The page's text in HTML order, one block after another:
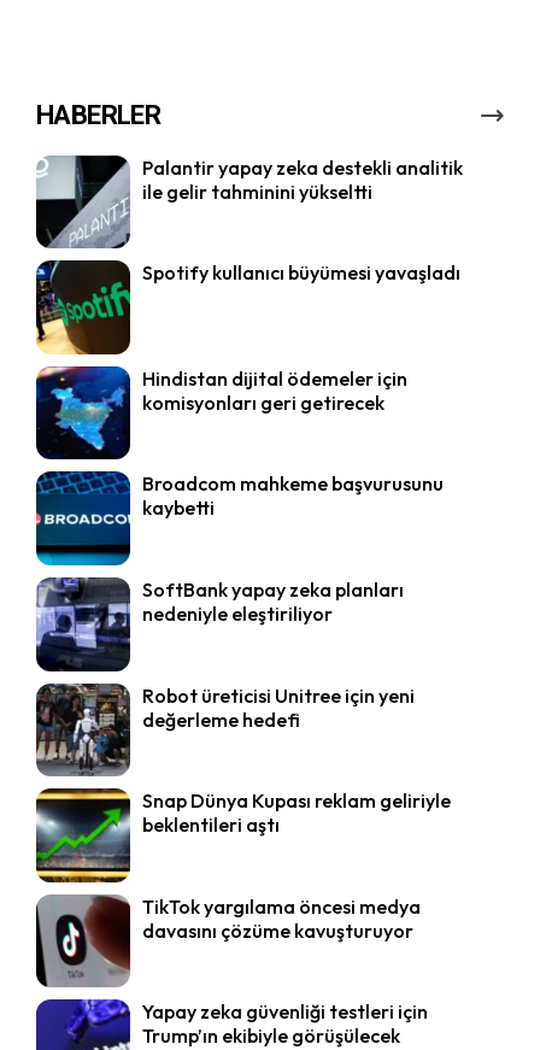
HABERLER
Palantir yapay zeka destekli analitik
ile gelir tahminini yükseltti
Spotify kullanıcı büyümesi yavaşladı
Hindistan dijital ödemeler için
komisyonları geri getirecek
Broadcom mahkeme başvurusunu
kaybetti
SoftBank yapay zeka planları
nedeniyle eleştiriliyor
Robot üreticisi Unitree için yeni
değerleme hedefi
Snap Dünya Kupası reklam geliriyle
beklentileri aştı
TikTok yargılama öncesi medya
davasını çözüme kavuşturuyor
Yapay zeka güvenliği testleri için
Trump’ın ekibiyle görüşülecek